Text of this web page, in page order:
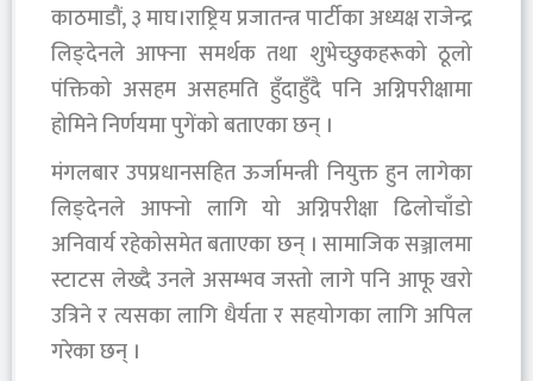
काठमाडौं, ३ माघ।राष्ट्रिय प्रजातन्त्र पार्टीका अध्यक्ष राजेन्द्र
लिङ्देनले आफ्ना समर्थक तथा शुभेच्छुकहरूको ठूलो
पंक्तिको असहम असहमति हुँदाहुँदै पनि अग्निपरीक्षामा
होमिने निर्णयमा पुगेंको बताएका छन् ।
मंगलबार उपप्रधानसहित ऊर्जामन्त्री नियुक्त हुन लागेका
लिङ्देनले आफ्नो लागि यो अग्निपरीक्षा ढिलोचाँडो
अनिवार्य रहेकोसमेत बताएका छन् । सामाजिक सञ्जालमा
स्टाटस लेख्दै उनले असम्भव जस्तो लागे पनि आफू खरो
उत्रिने र त्यसका लागि धैर्यता र सहयोगका लागि अपिल
गरेका छन् ।